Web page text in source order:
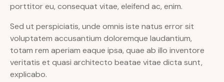
porttitor eu, consequat vitae, eleifend ac, enim.
Sed ut perspiciatis, unde omnis iste natus error sit
voluptatem accusantium doloremque laudantium,
totam rem aperiam eaque ipsa, quae ab illo inventore
veritatis et quasi architecto beatae vitae dicta sunt,
explicabo.